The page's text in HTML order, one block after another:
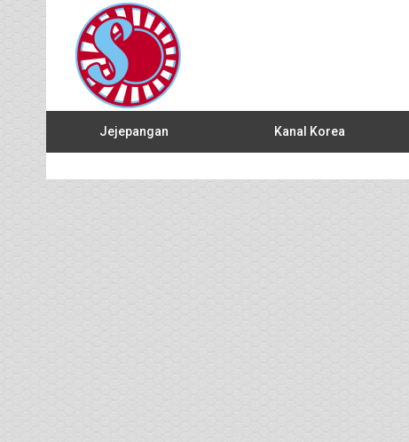
Jejepangan Kanal Korea